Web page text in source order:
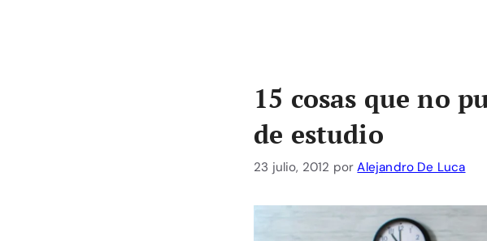
15 cosas que no
de estudio
23 julio, 2012 porAlejandro De Luca